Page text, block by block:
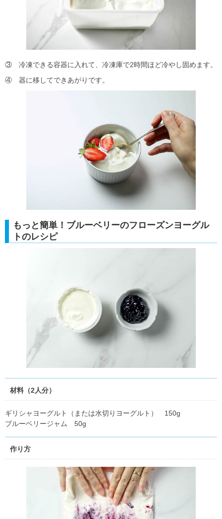
③ 冷凍できる容器に入れて、冷凍庫で2時間ほど冷やし固めます。
④ 器に移してできあがりです。
もっと簡単！ブルーベリーのフローズンヨーグル
トのレシピ
材料（2人分）
ギリシャヨーグルト（または水切りヨーグルト） 150g
ブルーベリージャム 50g
作り方